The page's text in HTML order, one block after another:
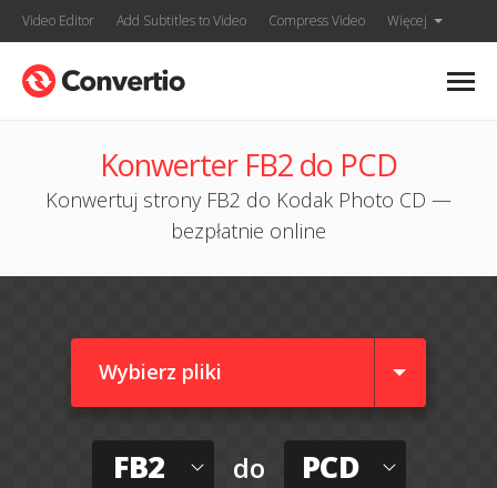
Video Editor Add Subtitles to Video Compress Video Więcej
Konwerter FB2 do PCD
Konwertuj strony FB2 do Kodak Photo CD —
bezpłatnie online
Wybierz pliki
FB2 do PCD